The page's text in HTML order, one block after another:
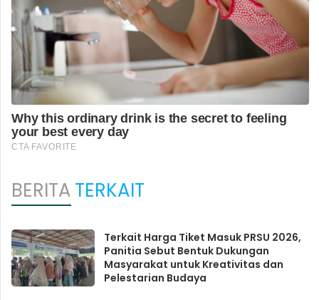
BERITATERKAIT
Terkait Harga Tiket Masuk PRSU 2026,
Panitia Sebut Bentuk Dukungan
Masyarakat untuk Kreativitas dan
Pelestarian Budaya